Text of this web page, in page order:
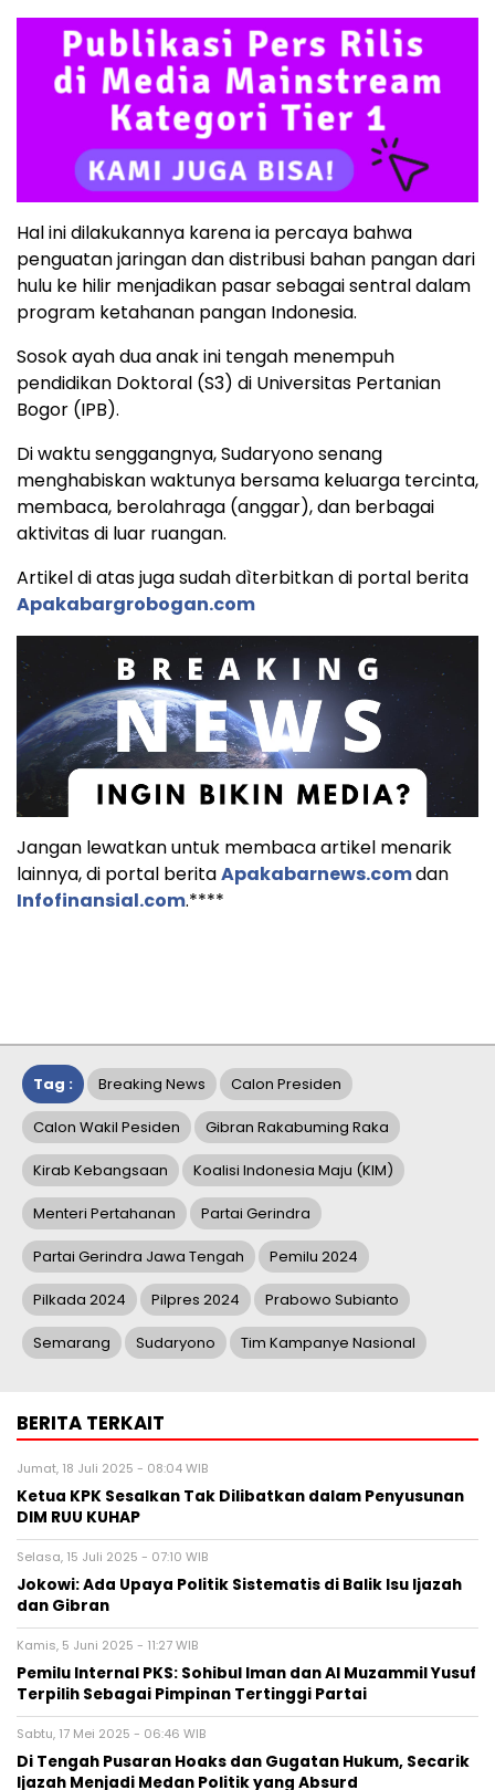
Hal ini dilakukannya karena ia percaya bahwa
penguatan jaringan dan distribusi bahan pangan dari
hulu ke hilir menjadikan pasar sebagai sentral dalam
program ketahanan pangan Indonesia.
Sosok ayah dua anak ini tengah menempuh
pendidikan Doktoral (S3) di Universitas Pertanian
Bogor (IPB).
Di waktu senggangnya, Sudaryono senang
menghabiskan waktunya bersama keluarga tercinta,
membaca, berolahraga (anggar), dan berbagai
aktivitas di luar ruangan.
Artikel di atas juga sudah dìterbitkan di portal berita
Apakabargrobogan.com
Jangan lewatkan untuk membaca artikel menarik
lainnya, di portal beritaApakabarnews.comdan
Infofinansial.com.****
Tag : Breaking News Calon Presiden
Calon Wakil Pesiden Gibran Rakabuming Raka
Kirab Kebangsaan Koalisi Indonesia Maju (KIM)
Menteri Pertahanan Partai Gerindra
Partai Gerindra Jawa Tengah Pemilu 2024
Pilkada 2024 Pilpres 2024 Prabowo Subianto
Semarang Sudaryono Tim Kampanye Nasional
BERITA TERKAIT
Jumat, 18 Juli 2025 - 08:04 WIB
Ketua KPK Sesalkan Tak Dilibatkan dalam Penyusunan
DIM RUU KUHAP
Selasa, 15 Juli 2025 - 07:10 WIB
Jokowi: Ada Upaya Politik Sistematis di Balik Isu Ijazah
dan Gibran
Kamis, 5 Juni 2025 - 11:27 WIB
Pemilu Internal PKS: Sohibul Iman dan Al Muzammil Yusuf
Terpilih Sebagai Pimpinan Tertinggi Partai
Sabtu, 17 Mei 2025 - 06:46 WIB
Di Tengah Pusaran Hoaks dan Gugatan Hukum, Secarik
Ijazah Menjadi Medan Politik yang Absurd